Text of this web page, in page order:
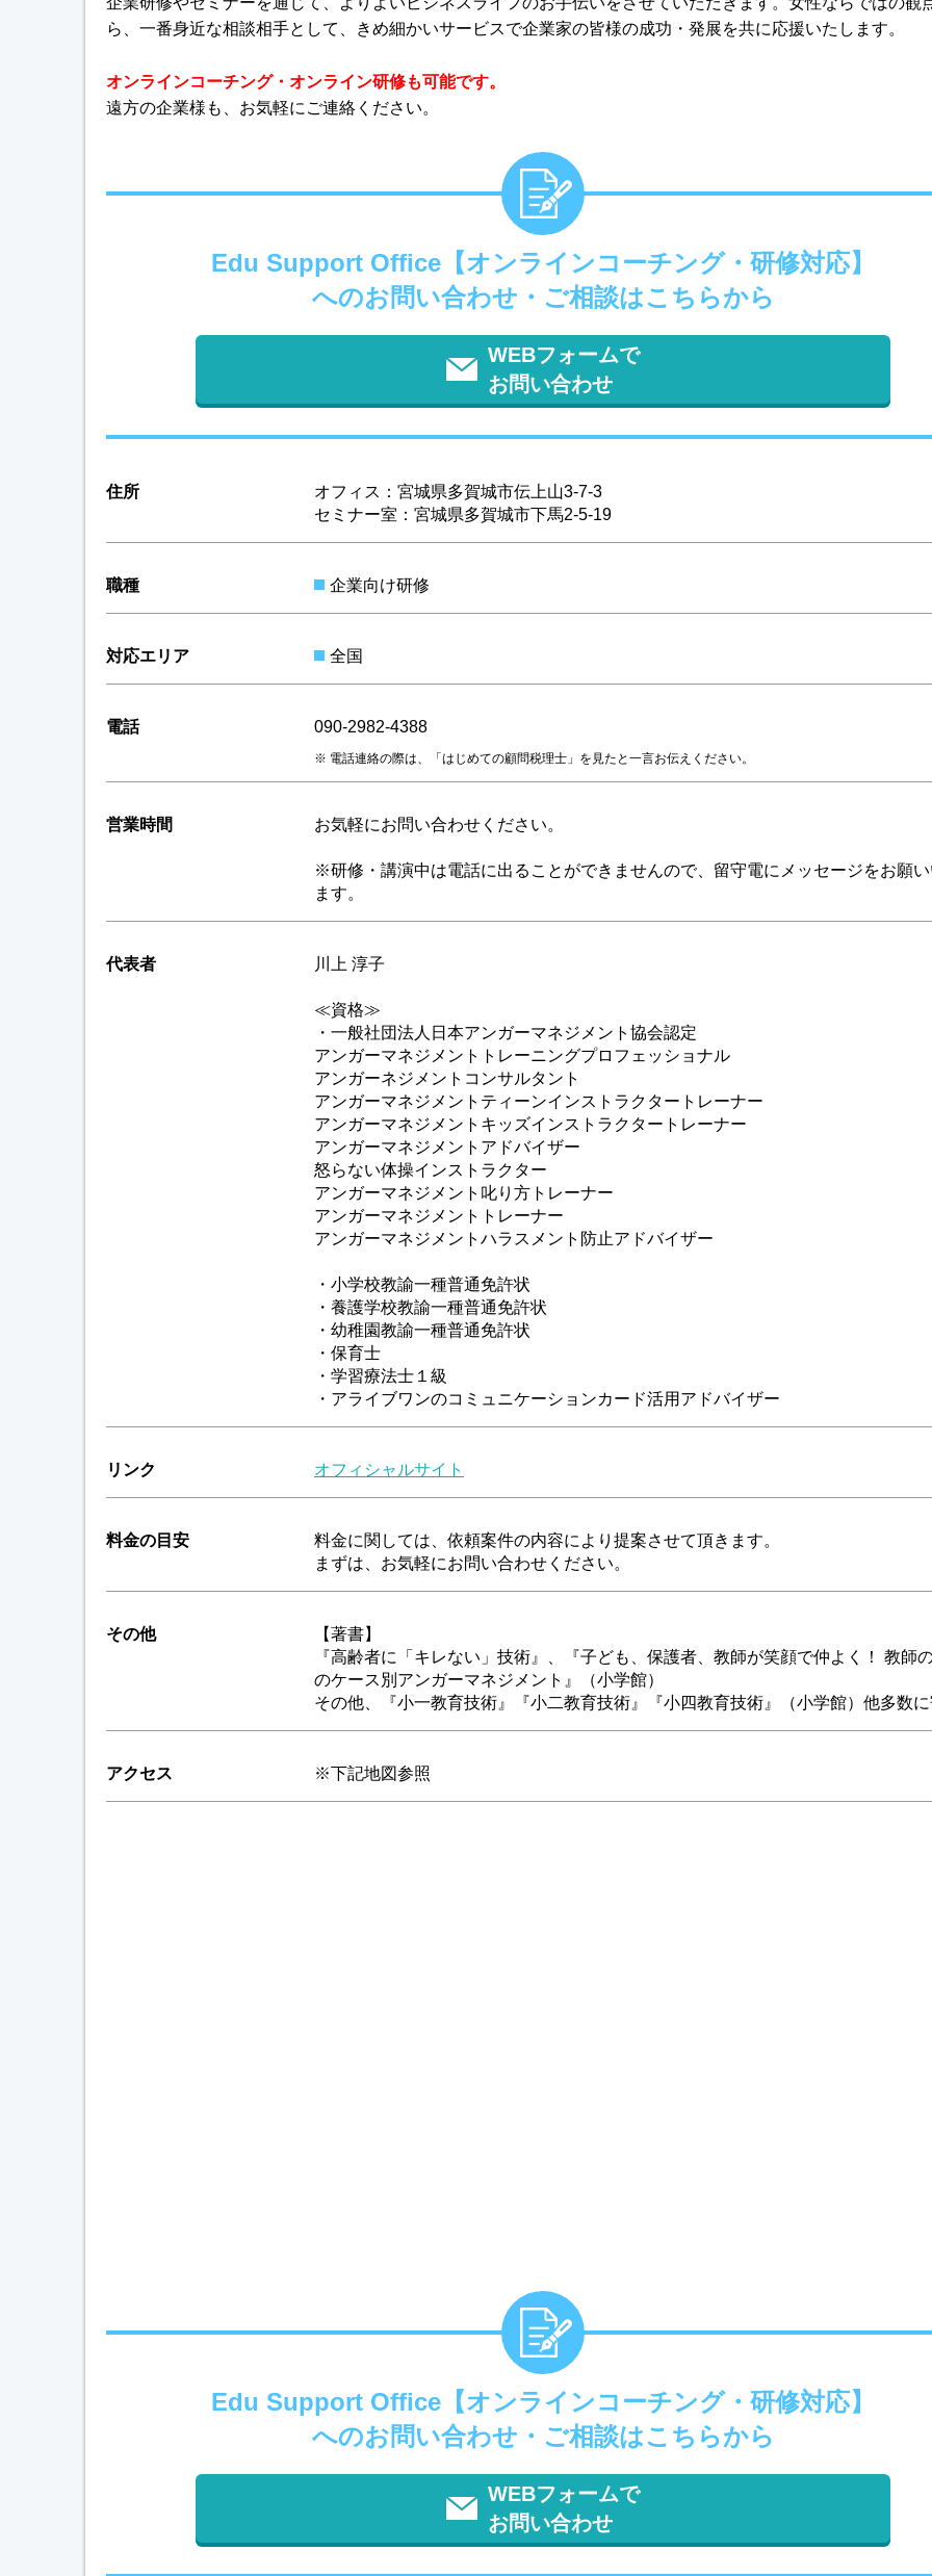
ら、一番身近な相談相手として、きめ細かいサービスで企業家の皆様の成功・発展を共に応援いたします。
オンラインコーチング・オンライン研修も可能です。
遠方の企業様も、お気軽にご連絡ください。
Edu Support Office【オンラインコーチング・研修対応】
へのお問い合わせ・ご相談はこちらから
WEBフォームで
お問い合わせ
住所
オフィス：宮城県多賀城市伝上山3-7-3
セミナー室：宮城県多賀城市下馬2-5-19
職種 企業向け研修
対応エリア 全国
電話 090-2982-4388
電話連絡の際は、「はじめての顧問税理士」を見たと一言お伝えください。
営業時間 お気軽にお問い合わせください。
※研修・講演中は電話に出ることができませんので、留守電にメッセージをお願
ます。
代表者 川上 淳子
≪資格≫
・一般社団法人日本アンガーマネジメント協会認定
アンガーマネジメントトレーニングプロフェッショナル
アンガーネジメントコンサルタント
アンガーマネジメントティーンインストラクタートレーナー
アンガーマネジメントキッズインストラクタートレーナー
アンガーマネジメントアドバイザー
怒らない体操インストラクター
アンガーマネジメント叱り方トレーナー
アンガーマネジメントトレーナー
アンガーマネジメントハラスメント防止アドバイザー
・小学校教諭一種普通免許状
・養護学校教諭一種普通免許状
・幼稚園教諭一種普通免許状
・保育士
・学習療法士１級
・アライブワンのコミュニケーションカード活用アドバイザー
リンク オフィシャルサイト
料金の目安
料金に関しては、依頼案件の内容により提案させて頂きます。
まずは、お気軽にお問い合わせください。
その他
【著書】
『高齢者に「キレない」技術』、『子ども、保護者、教師が笑顔で仲よく！ 教師
のケース別アンガーマネジメント』（小学館）
その他、『小一教育技術』『小二教育技術』『小四教育技術』（小学館）他多数
アクセス ※下記地図参照
Edu Support Office【オンラインコーチング・研修対応】
へのお問い合わせ・ご相談はこちらから
WEBフォームで
お問い合わせ